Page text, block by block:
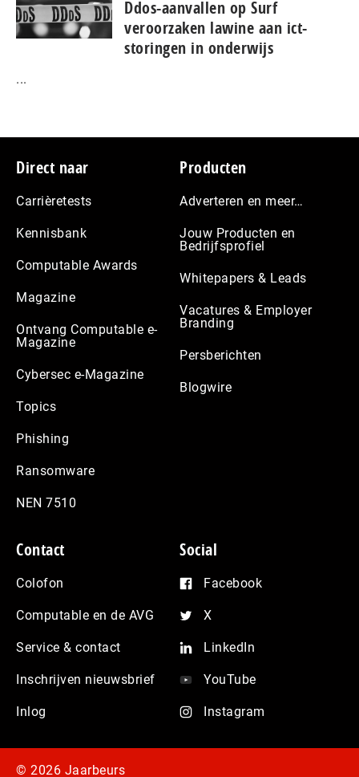
Ddos-aanvallen op Surf
veroorzaken lawine aan ict-
storingen in onderwijs
...
Footer
Direct naar
Carrièretests
Kennisbank
Computable Awards
Magazine
Ontvang Computable e-
Magazine
Cybersec e-Magazine
Topics
Phishing
Ransomware
NEN 7510
Producten
Adverteren en meer…
Jouw Producten en
Bedrijfsprofiel
Whitepapers & Leads
Vacatures & Employer
Branding
Persberichten
Blogwire
Contact
Colofon
Computable en de AVG
Service & contact
Inschrijven nieuwsbrief
Inlog
Social
Facebook
X
LinkedIn
YouTube
Instagram
© 2026 Jaarbeurs